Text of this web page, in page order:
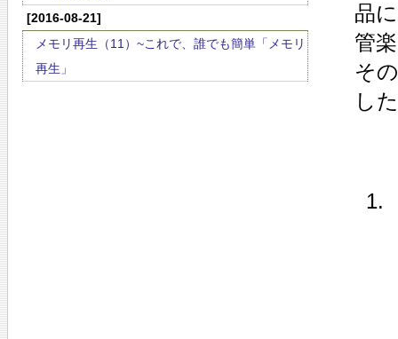
[2016-08-21]
メモリ再生（11）~これで、誰でも簡単「メモリ
再生」
品
管
そ
し